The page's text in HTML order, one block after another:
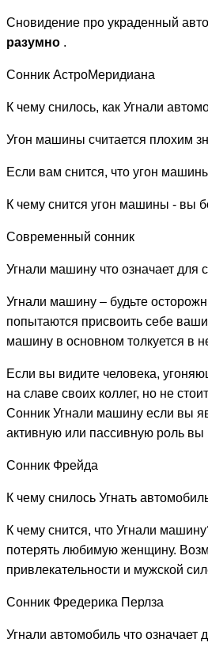
Сновидение про украденный
разумно .
Сонник АстроМеридиана
К чему снилось, как Угнали
Угон машины считается плохим
Если вам снится, что угон
К чему снится угон машины - вы
Современный сонник
Угнали машину что означает для
Угнали машину – будьте
попытаются присвоить себе
машину в основном толкуется в
Если вы видите человека,
на славе своих коллег, но не
Сонник Угнали машину если вы
активную или пассивную роль вы
Сонник Фрейда
К чему снилось Угнать
К чему снится, что Угнали
потерять любимую женщину.
привлекательности и мужской
Сонник Фредерика Перлза
Угнали автомобиль что означает